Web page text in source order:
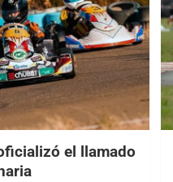
el llamado